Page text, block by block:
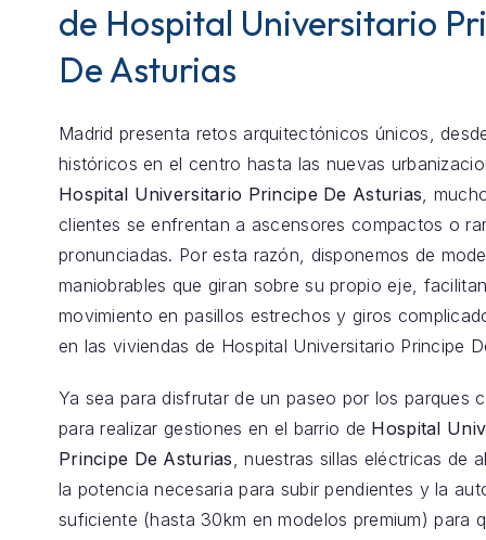
de Hospital Universitario
De Asturias
Madrid presenta retos arquitectónicos únicos,
históricos en el centro hasta las nuevas
Hospital Universitario Principe De Asturias ,
clientes se enfrentan a ascensores compactos o
pronunciadas. Por esta razón, disponemos de
maniobrables que giran sobre su propio eje,
movimiento en pasillos estrechos y giros
en las viviendas de Hospital Universitario Principe
Ya sea para disfrutar de un paseo por los parques
para realizar gestiones en el barrio de Hospital
Principe De Asturias , nuestras sillas eléctricas de
la potencia necesaria para subir pendientes y la
suficiente (hasta 30km en modelos premium) para